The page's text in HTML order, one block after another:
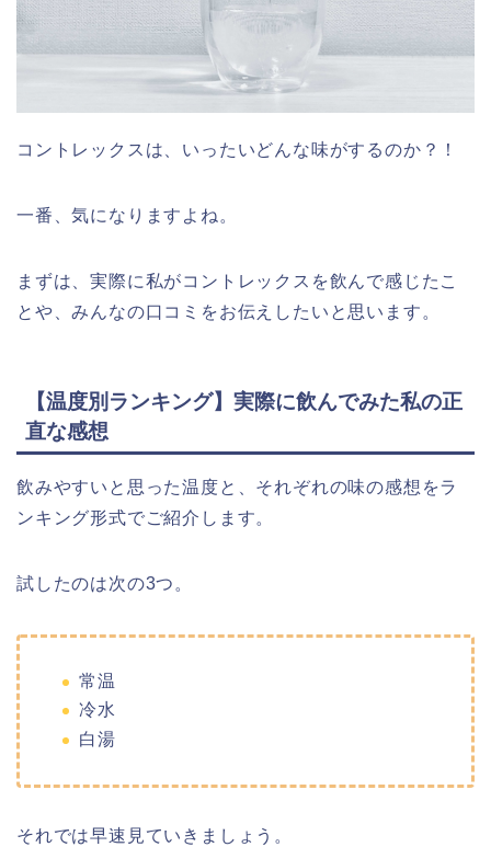
コントレックスは、いったいどんな味がするのか？！
一番、気になりますよね。
まずは、実際に私がコントレックスを飲んで感じたこ
とや、みんなの口コミをお伝えしたいと思います。
【温度別ランキング】実際に飲んでみた私の正
直な感想
飲みやすいと思った温度と、それぞれの味の感想をラ
ンキング形式でご紹介します。
試したのは次の3つ。
常温
冷水
白湯
それでは早速見ていきましょう。